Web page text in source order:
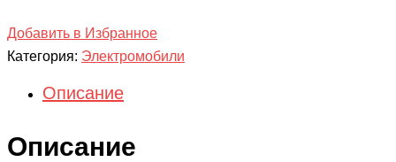
Добавить в Избранное
Категория: Электромобили
Описание
Описание